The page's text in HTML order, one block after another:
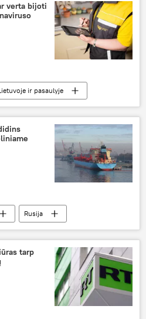
verta bijoti
ir pasaulyje
Kinija
Rusija
tarp